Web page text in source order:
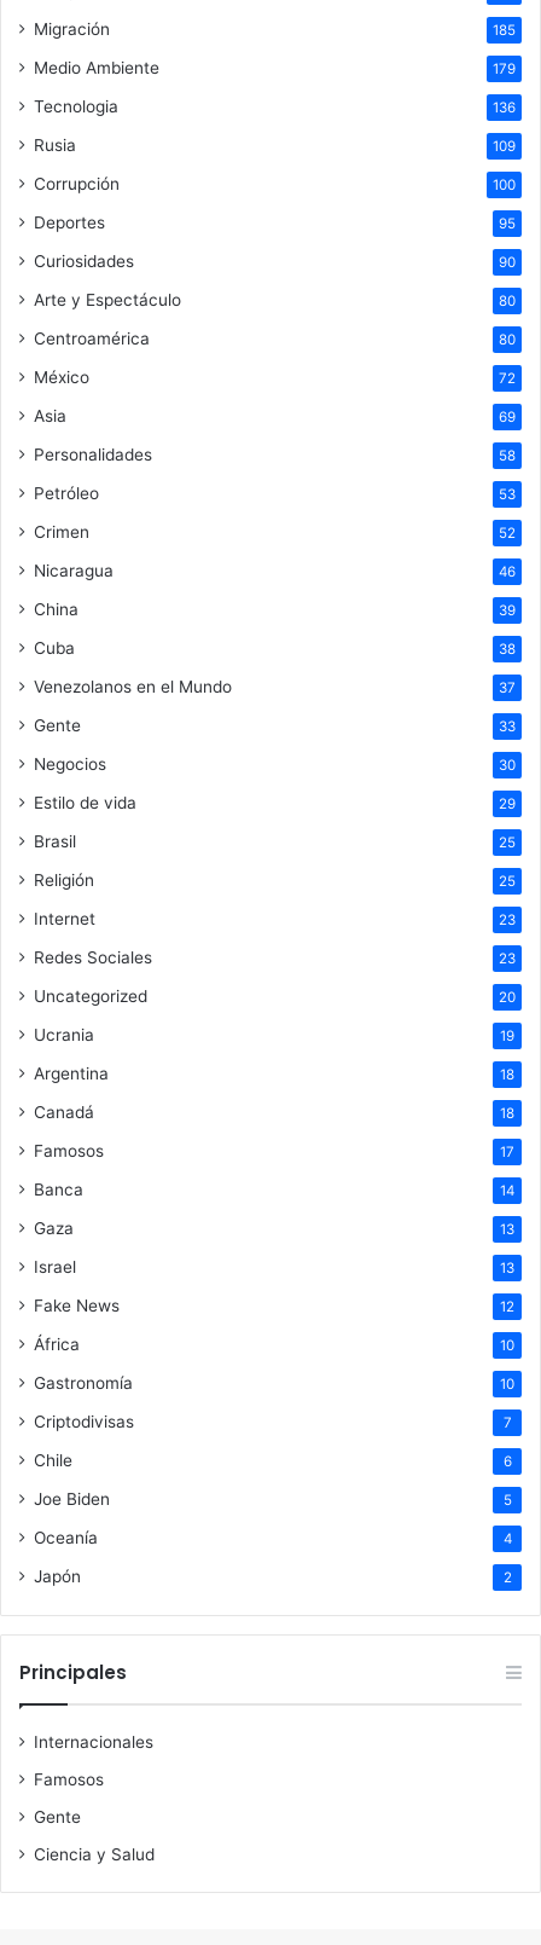
Migración 185
Medio Ambiente 179
Tecnologia 136
Rusia 109
Corrupción 100
Deportes 95
Curiosidades 90
Arte y Espectáculo 80
Centroamérica 80
México 72
Asia 69
Personalidades 58
Petróleo 53
Crimen 52
Nicaragua 46
China 39
Cuba 38
Venezolanos en el Mundo 37
Gente 33
Negocios 30
Estilo de vida 29
Brasil 25
Religión 25
Internet 23
Redes Sociales 23
Uncategorized 20
Ucrania 19
Argentina 18
Canadá 18
Famosos 17
Banca 14
Gaza 13
Israel 13
Fake News 12
África 10
Gastronomía 10
Criptodivisas 7
Chile 6
Joe Biden 5
Oceanía 4
Japón 2
Principales
Internacionales
Famosos
Gente
Ciencia y Salud